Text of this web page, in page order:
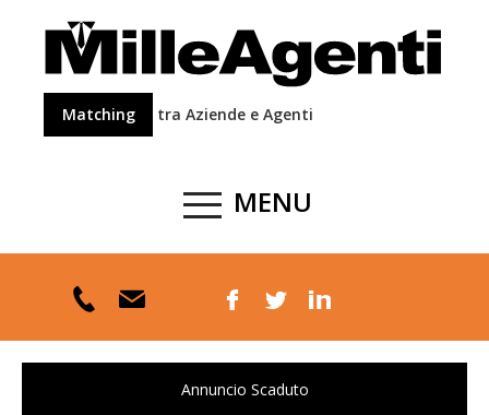
Matching tra Aziende e Agenti
MENU
Annuncio Scaduto